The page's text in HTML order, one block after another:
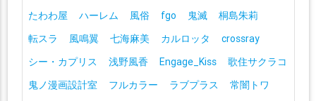
たわわ屋
ハーレム 風俗 fgo 鬼滅
桐島朱莉
転スラ
風鳴翼 七海麻美 カルロッタ
crossray
シー・カプリス
浅野風香 Engage_Kiss
歌住サクラコ
鬼ノ漫画設計室
フルカラー ラブプラス
常闇トワ